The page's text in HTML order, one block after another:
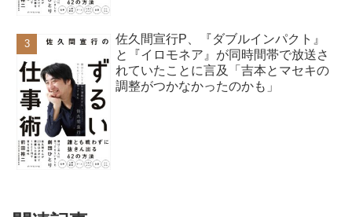
佐久間宣行P、『ダブルインパクト』
と『イロモネア』が同時間帯で放送さ
れていたことに言及「吉本とマセキの
調整がつかなかったのかも」